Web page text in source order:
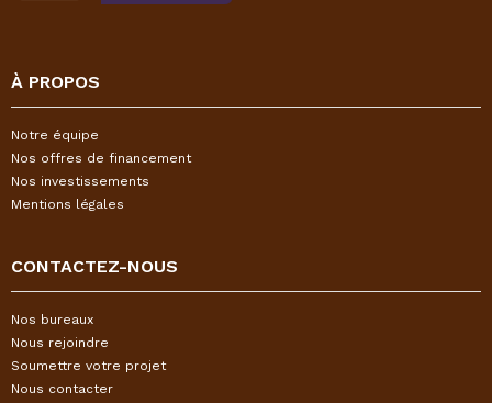
À PROPOS
Notre équipe
Nos offres de financement
Nos investissements
Mentions légales
CONTACTEZ-NOUS
Nos bureaux
Nous rejoindre
Soumettre votre projet
Nous contacter